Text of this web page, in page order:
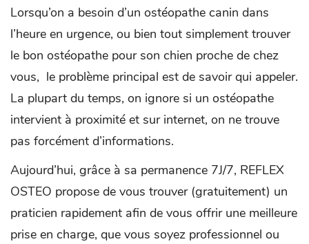
Lorsqu’on a besoin d’un ostéopathe canin dans
l’heure en urgence, ou bien tout simplement trouver
le bon ostéopathe pour son chien proche de chez
vous, le problème principal est de savoir qui appeler.
La plupart du temps, on ignore si un ostéopathe
intervient à proximité et sur internet, on ne trouve
pas forcément d’informations.
Aujourd’hui, grâce à sa permanence 7J/7, REFLEX
OSTEO propose de vous trouver (gratuitement) un
praticien rapidement afin de vous offrir une meilleure
prise en charge, que vous soyez professionnel ou